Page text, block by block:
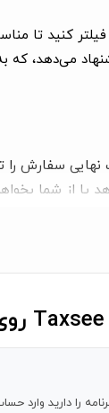
کنید تا
می‌دهد،
سفارش را
یا از شما
برای کار را
از دکمه
را دارید وارد